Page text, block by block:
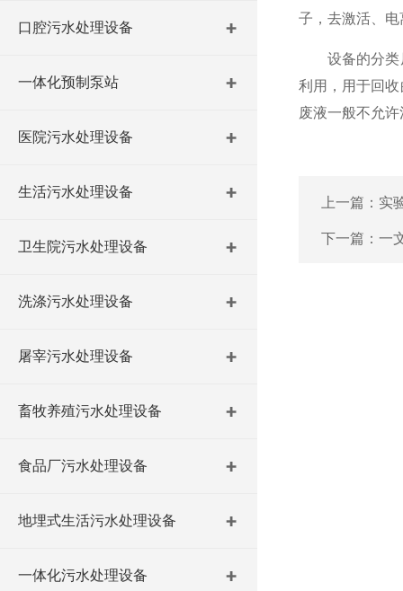
口腔污水处理设备
一体化预制泵站
医院污水处理设备
生活污水处理设备
卫生院污水处理设备
洗涤污水处理设备
屠宰污水处理设备
畜牧养殖污水处理设备
食品厂污水处理设备
地埋式生活污水处理设备
一体化污水处理设备
子，去激活、
设备的分类原
利用，用于回
废液一般不允
上一篇： 实
下一篇： 一